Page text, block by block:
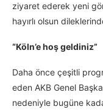
ziyaret ederek yeni
hayırlı olsun
“Köln’e hoş geldiniz”
Daha önce çeşitli
eden AKB Genel
nedeniyle bugüne